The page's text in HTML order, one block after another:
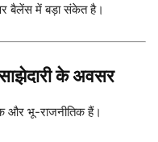
बैलेंस में बड़ा संकेत है।
के अवसर
और भू-राजनीतिक हैं।